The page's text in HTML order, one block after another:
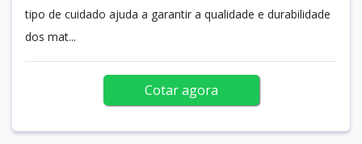
tipo de cuidado ajuda a garantir a qualidade e durabilidade
dos mat...
Cotar agora